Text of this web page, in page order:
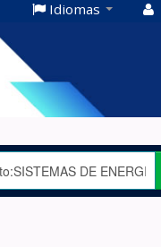
Idiomas